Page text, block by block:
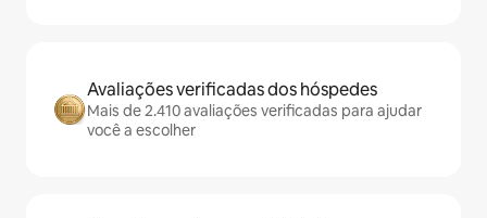
Avaliações verificadas dos hóspedes
Mais de 2.410 avaliações verificadas para ajudar
você a escolher